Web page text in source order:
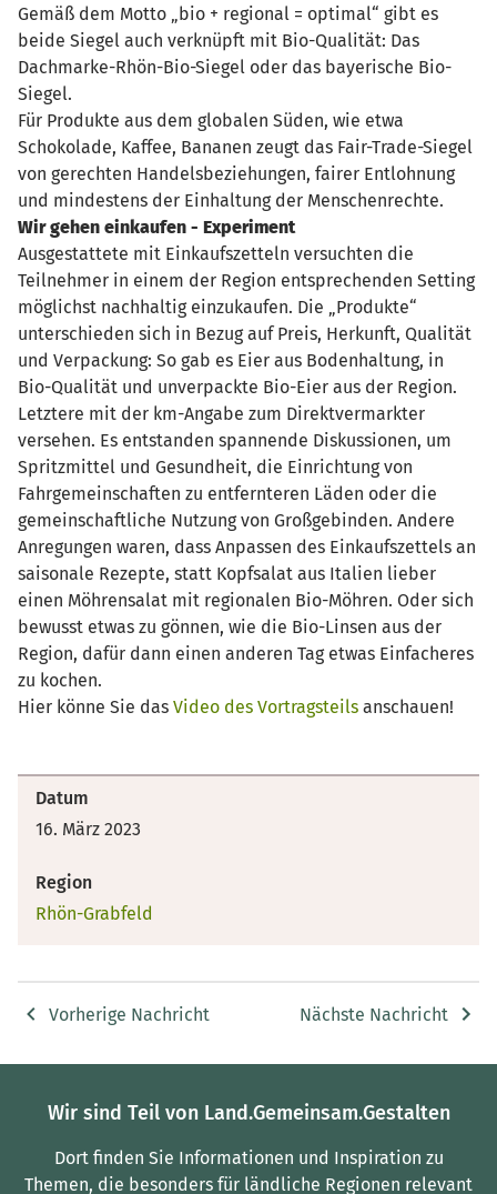
Gemäß dem Motto „bio + regional = optimal“ gibt es
beide Siegel auch verknüpft mit Bio-Qualität: Das
Dachmarke-Rhön-Bio-Siegel oder das bayerische Bio-
Siegel.
Für Produkte aus dem globalen Süden, wie etwa
Schokolade, Kaffee, Bananen zeugt das Fair-Trade-Siegel
von gerechten Handelsbeziehungen, fairer Entlohnung
und mindestens der Einhaltung der Menschenrechte.
Wir gehen einkaufen - Experiment
Ausgestattete mit Einkaufszetteln versuchten die
Teilnehmer in einem der Region entsprechenden Setting
möglichst nachhaltig einzukaufen. Die „Produkte“
unterschieden sich in Bezug auf Preis, Herkunft, Qualität
und Verpackung: So gab es Eier aus Bodenhaltung, in
Bio-Qualität und unverpackte Bio-Eier aus der Region.
Letztere mit der km-Angabe zum Direktvermarkter
versehen. Es entstanden spannende Diskussionen, um
Spritzmittel und Gesundheit, die Einrichtung von
Fahrgemeinschaften zu entfernteren Läden oder die
gemeinschaftliche Nutzung von Großgebinden. Andere
Anregungen waren, dass Anpassen des Einkaufszettels an
saisonale Rezepte, statt Kopfsalat aus Italien lieber
einen Möhrensalat mit regionalen Bio-Möhren. Oder sich
bewusst etwas zu gönnen, wie die Bio-Linsen aus der
Region, dafür dann einen anderen Tag etwas Einfacheres
zu kochen.
Hier könne Sie das Video des Vortragsteils anschauen!
Datum
16. März 2023
Region
Rhön-Grabfeld
Vorherige Nachricht Nächste Nachricht
Wir sind Teil von Land.Gemeinsam.Gestalten
Dort finden Sie Informationen und Inspiration zu
Themen, die besonders für ländliche Regionen relevant